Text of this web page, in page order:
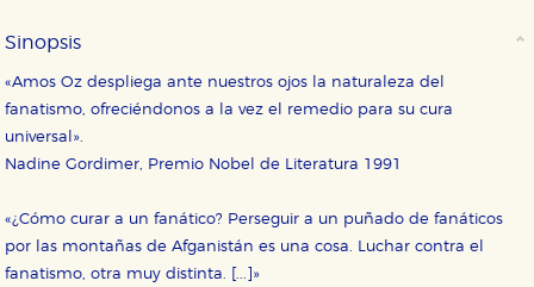
Sinopsis
«Amos Oz despliega ante nuestros ojos la naturaleza del
fanatismo, ofreciéndonos a la vez el remedio para su cura
universal».
Nadine Gordimer, Premio Nobel de Literatura 1991
«¿Cómo curar a un fanático? Perseguir a un puñado de fanáticos
por las montañas de Afganistán es una cosa. Luchar contra el
fanatismo, otra muy distinta. [...]»